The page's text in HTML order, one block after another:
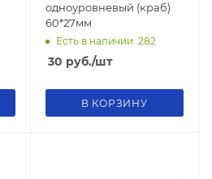
одноуровневый (краб)
60*27мм
Есть в наличии: 282
30 руб./шт
В КОРЗИНУ